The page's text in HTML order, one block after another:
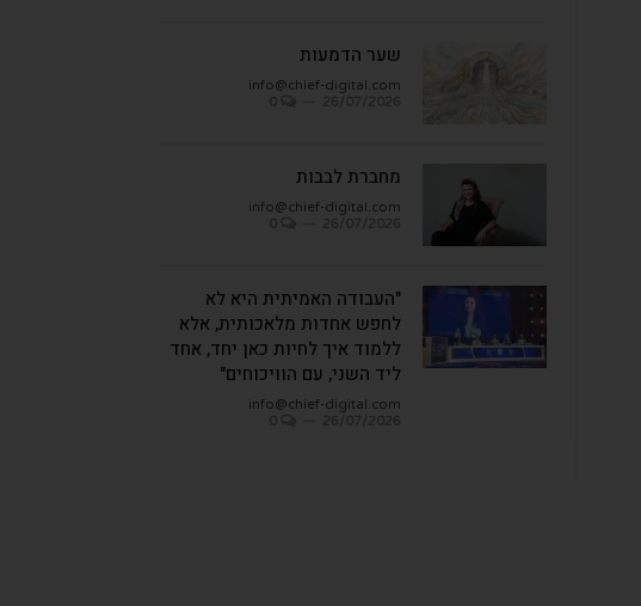
שער הדמעות
info@chief-digital.com
מחברת לבבות
info@chief-digital.com
"העבודה האמיתית היא לא
לחפש אחדות מלאכותית, אלא
ללמוד איך לחיות כאן יחד, אחד
ליד השני, עם הוויכוחים"
info@chief-digital.com